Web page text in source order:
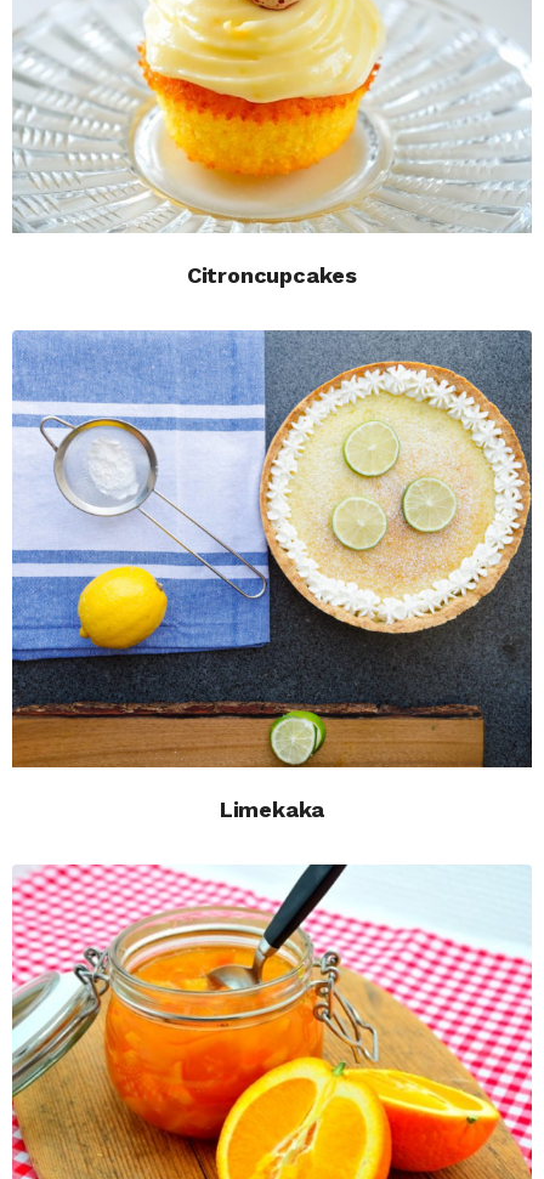
Citroncupcakes
Limekaka